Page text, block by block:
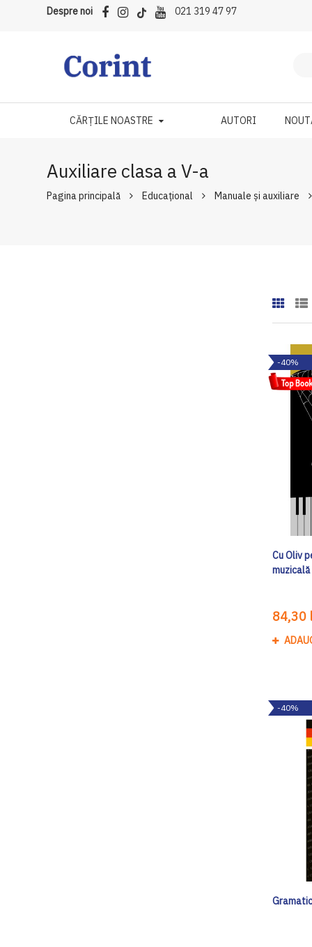
Despre noi 021 319 47 97
CĂRȚILE NOASTRE AUTORI
Auxiliare clasa a V-a
Pagina principală Educațional Manuale şi auxiliare
-40%
Cu Oliv
muzicală
84,30
-40%